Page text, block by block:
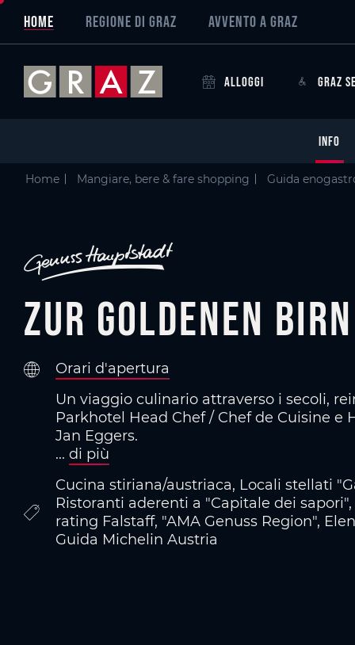
Skip to main content
Skip to table of contents
Skip to main navigation
Overview of All Content
Zur goldenen Birn
Criteri
Particolari
Galleria di immagini
Graz, la capitale dei sapori
HOME REGIONE DI GRAZ AVVENTO A GRAZ
ALLOGGI GRAZ
INFO
Home Mangiare, bere & fare shopping Guida
Zur goldenen Birn
Orari d'apertura
Un viaggio culinario attraverso i secoli,
Parkhotel Head Chef / Chef de Cuisine e
Jan Eggers.
... di più
Cucina stiriana/austriaca, Locali stellati
Ristoranti aderenti a "Capitale dei
rating Falstaff, "AMA Genuss Region",
Guida Michelin Austria